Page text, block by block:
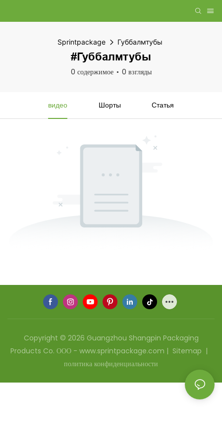
Sprintpackage Губбалмтубы
#Губбалмтубы
0 содержимое 0 взгляды
видео Шорты Статья
Copyright © 2026 Guangzhou Shangpin Packaging
Products Co. ООО - www.sprintpackage.com | Sitemap |
политика конфиденциальности